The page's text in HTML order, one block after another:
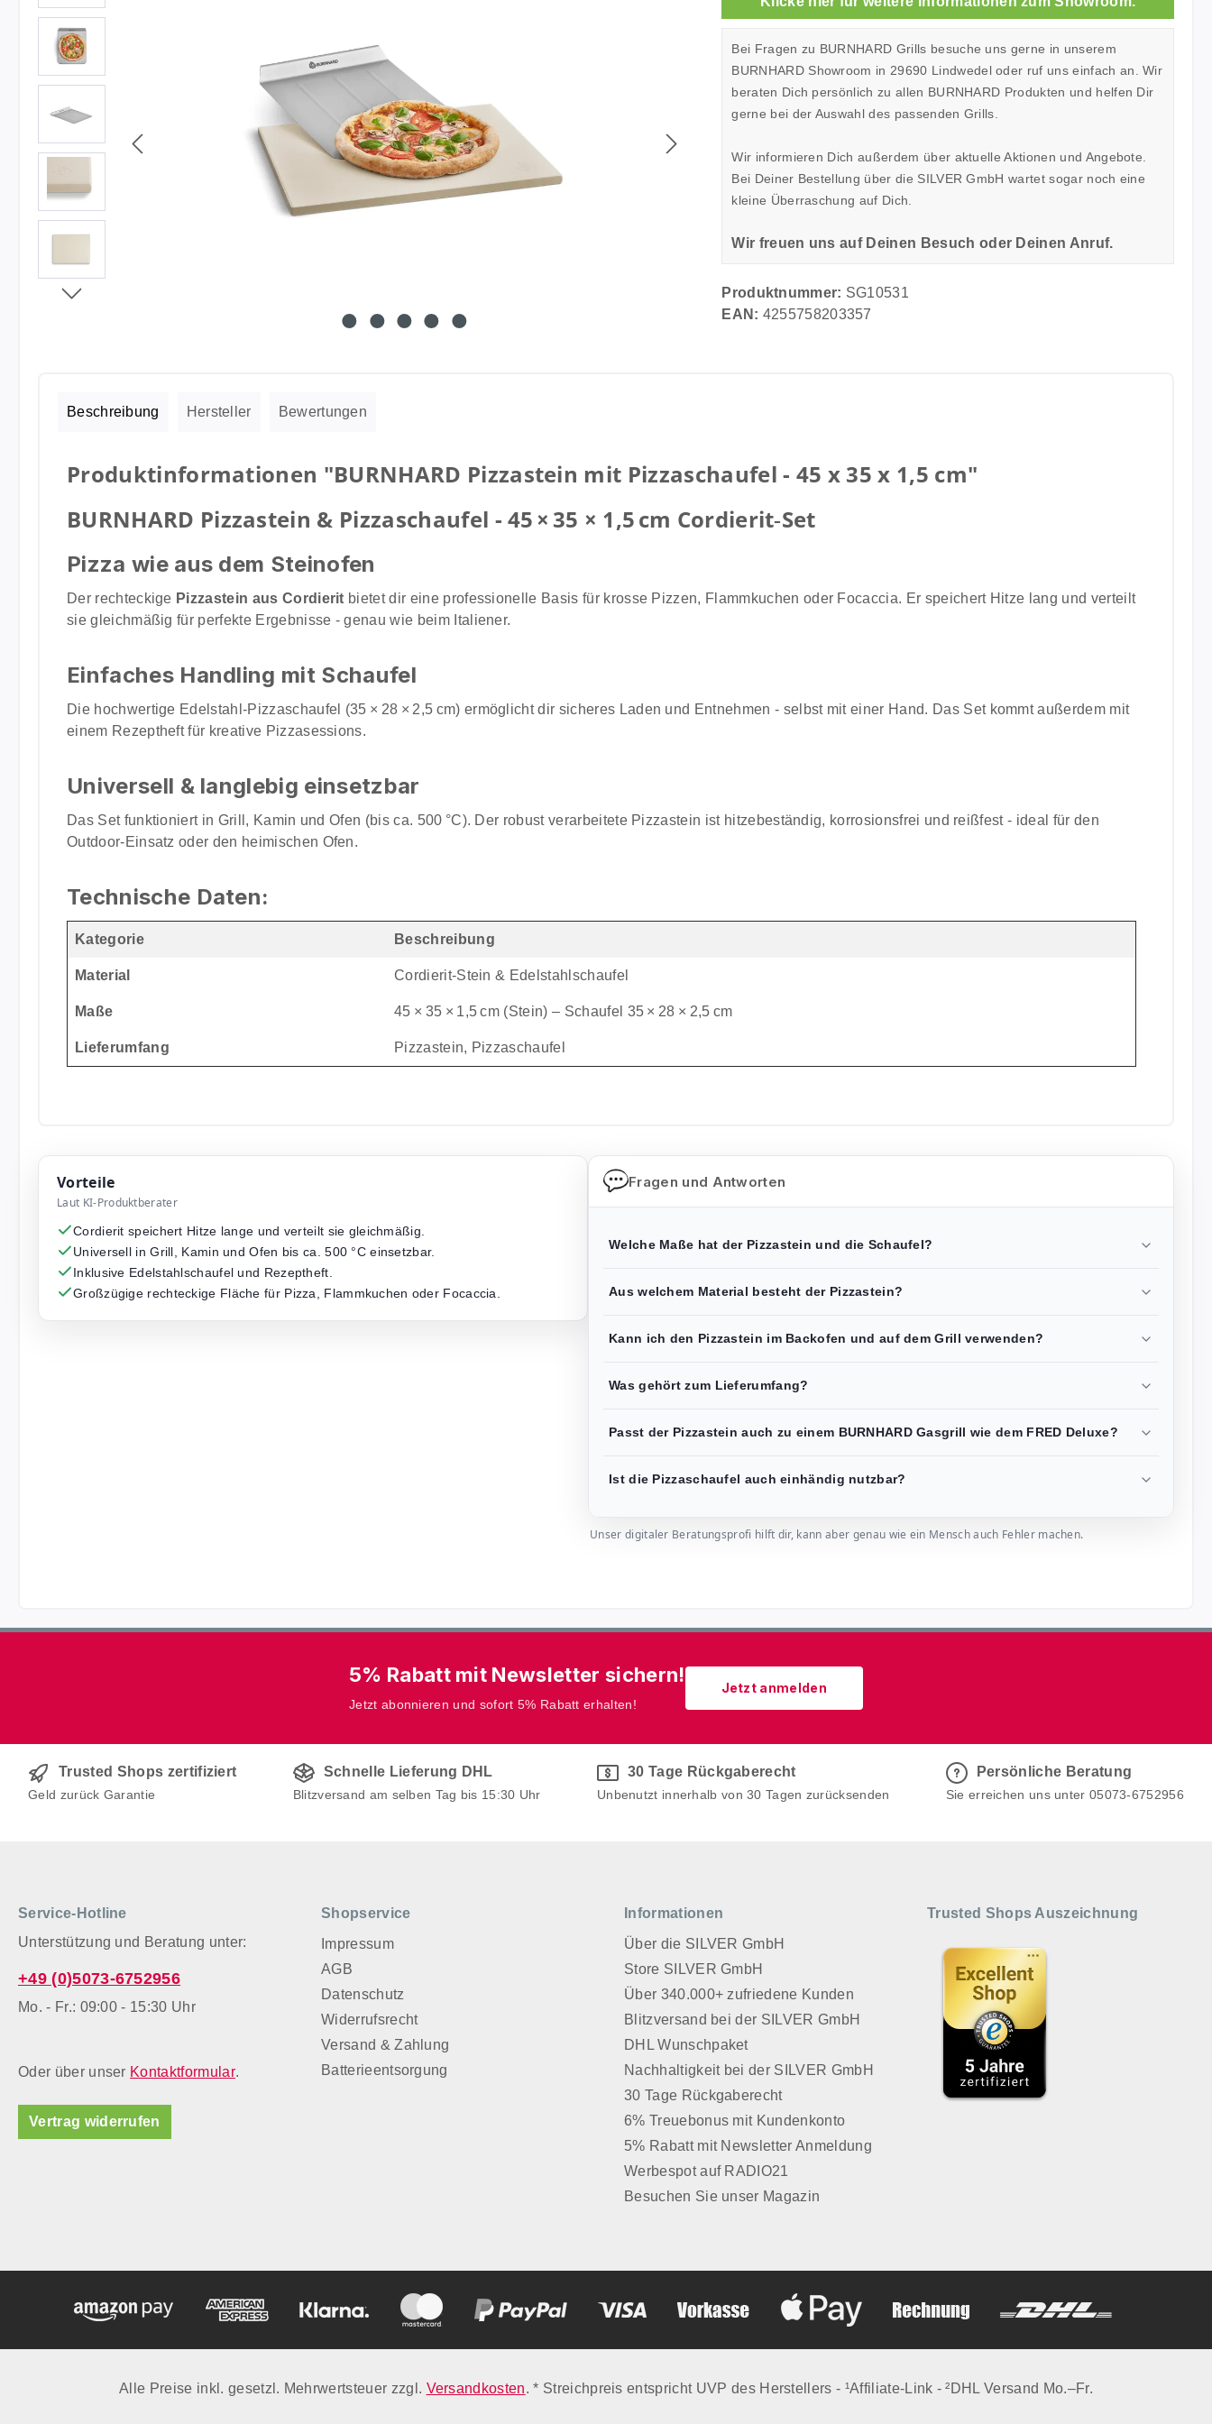
Bei Fragen zu BURNHARD Grills besuche uns gerne in unserem
BURNHARD Showroom in 29690 Lindwedel oder ruf uns einfach an. Wir
beraten Dich persönlich zu allen BURNHARD Produkten und helfen Dir
gerne bei der Auswahl des passenden Grills.
Wir informieren Dich außerdem über aktuelle Aktionen und Angebote.
Bei Deiner Bestellung über die SILVER GmbH wartet sogar noch eine
kleine Überraschung auf Dich.
Wir freuen uns auf Deinen Besuch oder Deinen Anruf.
Produktnummer: SG10531
EAN: 4255758203357
Beschreibung Hersteller Bewertungen
Produktinformationen "BURNHARD Pizzastein mit Pizzaschaufel - 45 x 35 x 1,5 cm"
BURNHARD Pizzastein & Pizzaschaufel - 45 × 35 × 1,5 cm Cordierit‑Set
Pizza wie aus dem Steinofen
Der rechteckige Pizzastein aus Cordierit bietet dir eine professionelle Basis für krosse Pizzen, Flammkuchen oder Focaccia. Er speichert Hitze lang und verteilt
sie gleichmäßig für perfekte Ergebnisse - genau wie beim Italiener.
Einfaches Handling mit Schaufel
Die hochwertige Edelstahl-Pizzaschaufel (35 × 28 × 2,5 cm) ermöglicht dir sicheres Laden und Entnehmen - selbst mit einer Hand. Das Set kommt außerdem mit
einem Rezeptheft für kreative Pizzasessions.
Universell & langlebig einsetzbar
Das Set funktioniert in Grill, Kamin und Ofen (bis ca. 500 °C). Der robust verarbeitete Pizzastein ist hitzebeständig, korrosionsfrei und reißfest - ideal für den
Outdoor-Einsatz oder den heimischen Ofen.
Technische Daten:
Kategorie Beschreibung
Material Cordierit‑Stein & Edelstahlschaufel
Maße 45 × 35 × 1,5 cm (Stein) – Schaufel 35 × 28 × 2,5 cm
Lieferumfang Pizzastein, Pizzaschaufel
Vorteile
Laut KI-Produktberater
Cordierit speichert Hitze lange und verteilt sie gleichmäßig.
Universell in Grill, Kamin und Ofen bis ca. 500 °C einsetzbar.
Inklusive Edelstahlschaufel und Rezeptheft.
Großzügige rechteckige Fläche für Pizza, Flammkuchen oder Focaccia.
Fragen und Antworten
Welche Maße hat der Pizzastein und die Schaufel?
Aus welchem Material besteht der Pizzastein?
Kann ich den Pizzastein im Backofen und auf dem Grill verwenden?
Was gehört zum Lieferumfang?
Passt der Pizzastein auch zu einem BURNHARD Gasgrill wie dem FRED Deluxe?
Ist die Pizzaschaufel auch einhändig nutzbar?
Unser digitaler Beratungsprofi hilft dir, kann aber genau wie ein Mensch auch Fehler machen.
5% Rabatt mit Newsletter sichern!
Jetzt abonnieren und sofort 5% Rabatt erhalten!
Jetzt anmelden
Trusted Shops zertifiziert
Geld zurück Garantie
Schnelle Lieferung DHL
Blitzversand am selben Tag bis 15:30 Uhr
30 Tage Rückgaberecht
Unbenutzt innerhalb von 30 Tagen zurücksenden
Persönliche Beratung
Sie erreichen uns unter 05073-6752956
Service-Hotline
Unterstützung und Beratung unter:
+49 (0)5073-6752956
Mo. - Fr.: 09:00 - 15:30 Uhr
Oder über unser Kontaktformular.
Vertrag widerrufen
Shopservice
Impressum
AGB
Datenschutz
Widerrufsrecht
Versand & Zahlung
Batterieentsorgung
Informationen
Über die SILVER GmbH
Store SILVER GmbH
Über 340.000+ zufriedene Kunden
Blitzversand bei der SILVER GmbH
DHL Wunschpaket
Nachhaltigkeit bei der SILVER GmbH
30 Tage Rückgaberecht
6% Treuebonus mit Kundenkonto
5% Rabatt mit Newsletter Anmeldung
Werbespot auf RADIO21
Besuchen Sie unser Magazin
Trusted Shops Auszeichnung
Alle Preise inkl. gesetzl. Mehrwertsteuer zzgl. Versandkosten. * Streichpreis entspricht UVP des Herstellers - ¹Affiliate-Link - ²DHL Versand Mo.–Fr.